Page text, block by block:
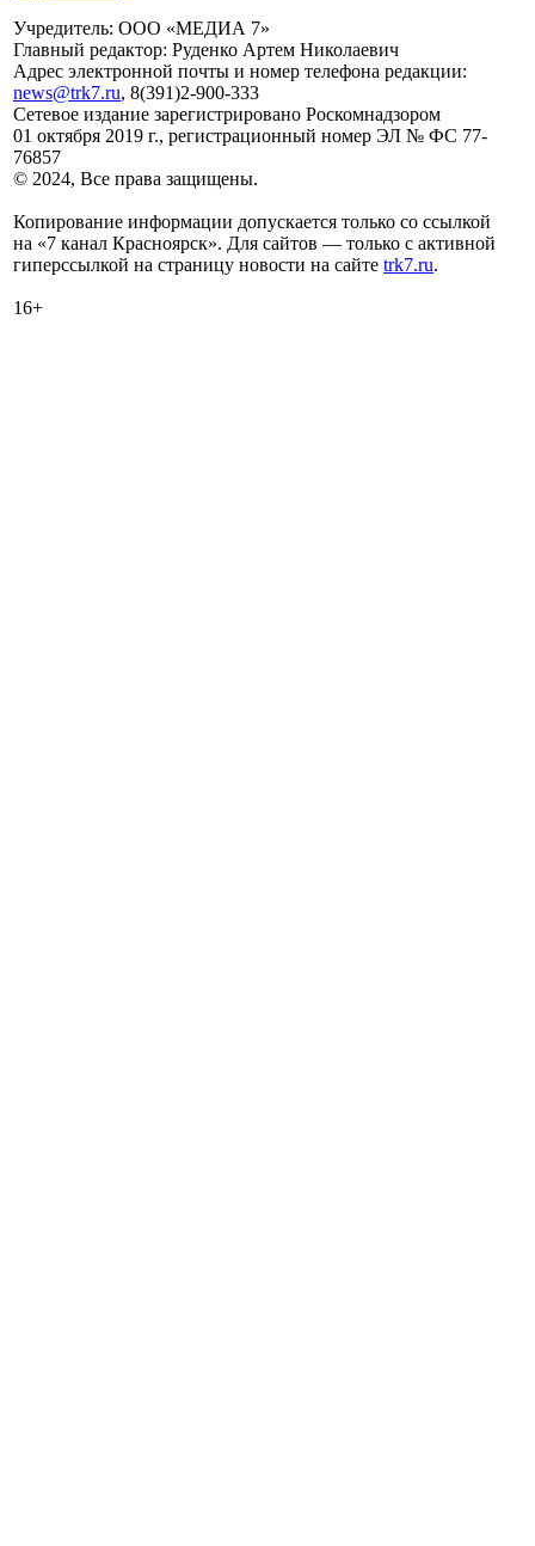
Учредитель: ООО «МЕДИА 7»
Главный редактор: Руденко Артем Николаевич
Адрес электронной почты и номер телефона редакции:
news@trk7.ru, 8(391)2-900-333
Сетевое издание зарегистрировано Роскомнадзором
01 октября 2019 г., регистрационный номер ЭЛ № ФС 77-
76857
© 2024, Все права защищены.
Копирование информации допускается только со ссылкой
на «7 канал Красноярск». Для сайтов — только с активной
гиперссылкой на страницу новости на сайте trk7.ru.
16+